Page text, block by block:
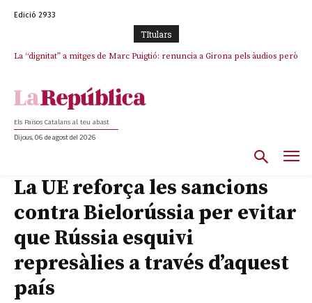
Edició 2933
TItulars
La “dignitat” a mitges de Marc Puigtió: renuncia a Girona pels àudios però
Els Països Catalans al teu abast
Dijous, 06 de agost del 2026
La UE reforça les sancions
contra Bielorússia per evitar
que Rússia esquivi
represàlies a través d’aquest
país